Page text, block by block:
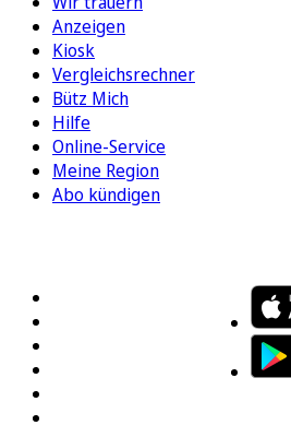
Anzeigen
Kiosk
Vergleichsrechner
Bütz Mich
Hilfe
Online-Service
Meine Region
Abo kündigen